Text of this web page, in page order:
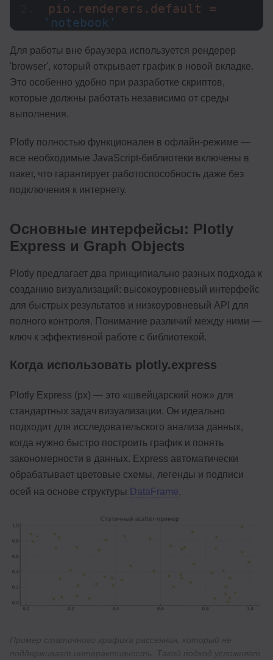
'notebook'
Для работы вне браузера используется рендерер
'browser', который открывает график в новой вкладке.
Это особенно удобно при разработке скриптов,
которые должны работать независимо от среды
выполнения.
Plotly полностью функционален в офлайн-режиме —
все необходимые JavaScript-библиотеки включены в
пакет, что гарантирует работоспособность даже без
подключения к интернету.
Основные интерфейсы: Plotly
Express и Graph Objects
Plotly предлагает два принципиально разных подхода к
созданию визуализаций: высокоуровневый интерфейс
для быстрых результатов и низкоуровневый API для
полного контроля. Понимание различий между ними —
ключ к эффективной работе с библиотекой.
Когда использовать plotly.express
Plotly Express (px) — это «швейцарский нож» для
стандартных задач визуализации. Он идеально
подходит для исследовательского анализа данных,
когда нужно быстро построить график и понять
закономерности в данных. Express автоматически
обрабатывает цветовые схемы, легенды и подписи
осей на основе структуры DataFrame.